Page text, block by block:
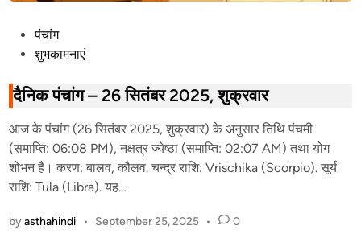
t
e
d
i
n
पंचांग
शुभकामनाएं
दैनिक पंचांग – 26 सितंबर 2025, शुक्रवार
आज के पंचांग (26 सितंबर 2025, शुक्रवार) के अनुसार तिथि पंचमी
(समाप्ति: 06:08 PM), नक्षत्र ज्येष्ठा (समाप्ति: 02:07 AM) तथा योग
शोभन है। करण: बालव, कौलव. चन्द्र राशि: Vrischika (Scorpio). सूर्य
राशि: Tula (Libra). यह…
byasthahindi • September 25, 2025 • 0